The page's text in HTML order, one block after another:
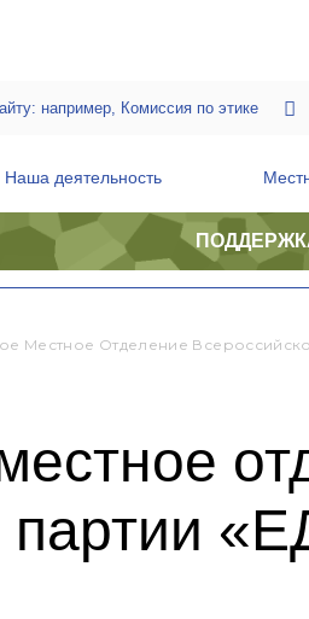
Наша деятельность
Местное Отделение
партии